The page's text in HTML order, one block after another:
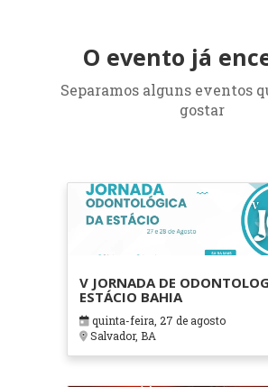
O evento já
Separamos alguns eventos
gostar
V JORNADA DE
ESTÁCIO BAHIA
quinta-feira, 27 de agosto
Salvador, BA